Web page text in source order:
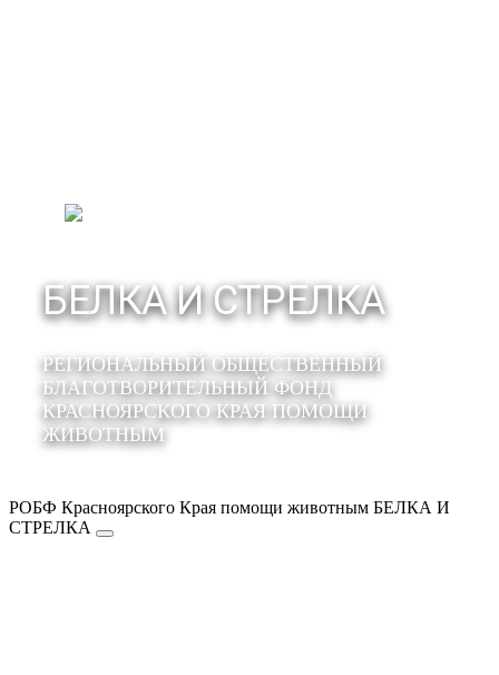
БЕЛКА И СТРЕЛКА
РЕГИОНАЛЬНЫЙ ОБЩЕСТВЕННЫЙ
БЛАГОТВОРИТЕЛЬНЫЙ ФОНД
КРАСНОЯРСКОГО КРАЯ ПОМОЩИ
ЖИВОТНЫМ
РОБФ Красноярского Края помощи животным БЕЛКА И
СТРЕЛКА